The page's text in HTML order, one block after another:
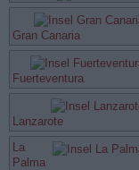
Gran Canaria
Fuerteventura
Lanzarote
La
Palma